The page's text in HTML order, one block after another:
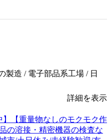
製造 / 電子部品系工場 / 日
詳細を表示